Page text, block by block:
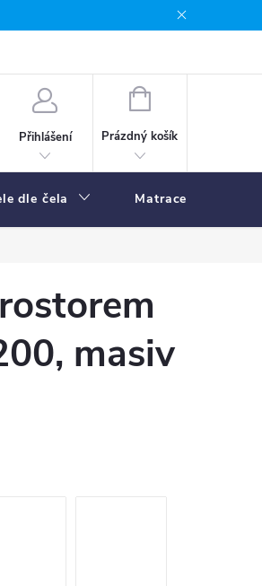
Přihlášení
NÁKUPNÍ
Prázdný košík
dle čela Matrace
masiv